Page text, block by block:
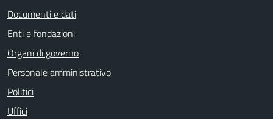
Documenti e dati
Enti e fondazioni
Organi di governo
Personale amministrativo
Politici
Uffici